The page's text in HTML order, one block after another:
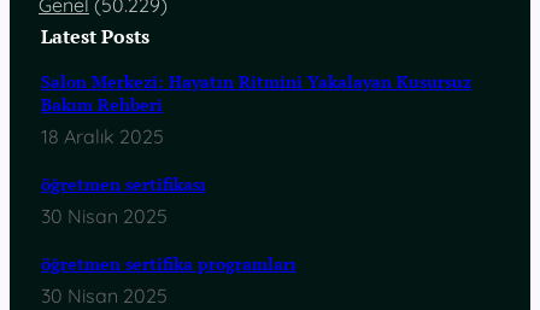
Genel (50.229)
Latest Posts
Salon Merkezi: Hayatın Ritmini Yakalayan Kusursuz
Bakım Rehberi
18 Aralık 2025
öğretmen sertifikası
30 Nisan 2025
öğretmen sertifika programları
30 Nisan 2025